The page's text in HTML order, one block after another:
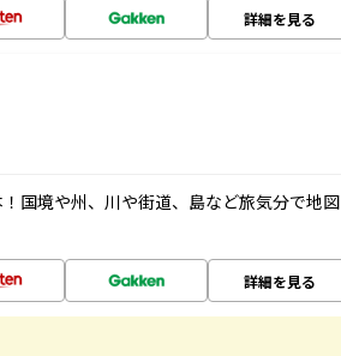
詳細を見る
国境や州、川や街道、島など旅気分で地図
詳細を見る